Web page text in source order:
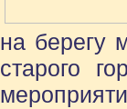
на берегу
старого